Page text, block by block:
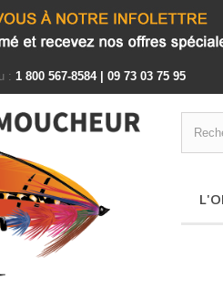
: 1 800 567-8584 | 09 73 03 75 95